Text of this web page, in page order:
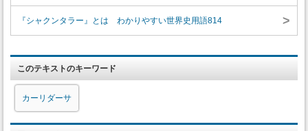
『シャクンタラー』とは わかりやすい世界史用語814 >
このテキストのキーワード
カーリダーサ